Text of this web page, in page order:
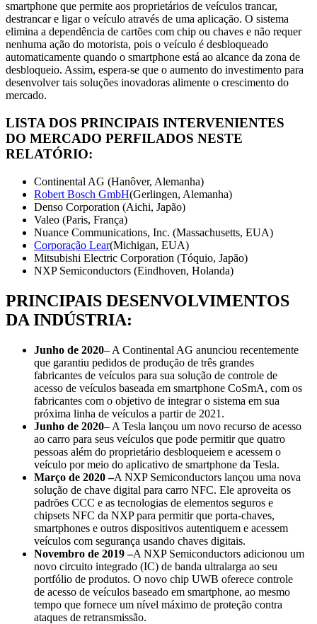
smartphone que permite aos proprietários de veículos trancar,
destrancar e ligar o veículo através de uma aplicação. O sistema
elimina a dependência de cartões com chip ou chaves e não requer
nenhuma ação do motorista, pois o veículo é desbloqueado
automaticamente quando o smartphone está ao alcance da zona de
desbloqueio. Assim, espera-se que o aumento do investimento para
desenvolver tais soluções inovadoras alimente o crescimento do
mercado.
LISTA DOS PRINCIPAIS INTERVENIENTES
DO MERCADO PERFILADOS NESTE
RELATÓRIO:
Continental AG (Hanôver, Alemanha)
Robert Bosch GmbH(Gerlingen, Alemanha)
Denso Corporation (Aichi, Japão)
Valeo (Paris, França)
Nuance Communications, Inc. (Massachusetts, EUA)
Corporação Lear(Michigan, EUA)
Mitsubishi Electric Corporation (Tóquio, Japão)
NXP Semiconductors (Eindhoven, Holanda)
PRINCIPAIS DESENVOLVIMENTOS
DA INDÚSTRIA:
Junho de 2020– A Continental AG anunciou recentemente
que garantiu pedidos de produção de três grandes
fabricantes de veículos para sua solução de controle de
acesso de veículos baseada em smartphone CoSmA, com os
fabricantes com o objetivo de integrar o sistema em sua
próxima linha de veículos a partir de 2021.
Junho de 2020– A Tesla lançou um novo recurso de acesso
ao carro para seus veículos que pode permitir que quatro
pessoas além do proprietário desbloqueiem e acessem o
veículo por meio do aplicativo de smartphone da Tesla.
Março de 2020 –A NXP Semiconductors lançou uma nova
solução de chave digital para carro NFC. Ele aproveita os
padrões CCC e as tecnologias de elementos seguros e
chipsets NFC da NXP para permitir que porta-chaves,
smartphones e outros dispositivos autentiquem e acessem
veículos com segurança usando chaves digitais.
Novembro de 2019 –A NXP Semiconductors adicionou um
novo circuito integrado (IC) de banda ultralarga ao seu
portfólio de produtos. O novo chip UWB oferece controle
de acesso de veículos baseado em smartphone, ao mesmo
tempo que fornece um nível máximo de proteção contra
ataques de retransmissão.